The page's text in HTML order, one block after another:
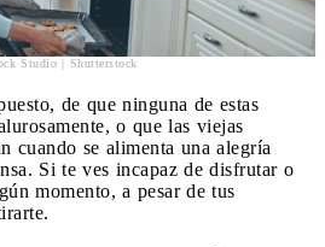
Studio | Shutterstock
de que ninguna de estas
o que las viejas
cuando se alimenta una alegría
Si te ves incapaz de disfrutar o
momento, a pesar de tus